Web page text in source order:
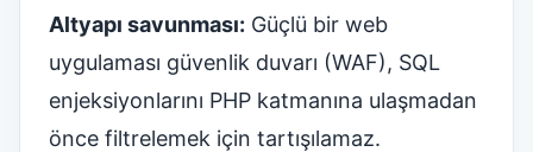
Altyapı savunması: Güçlü bir web
uygulaması güvenlik duvarı (WAF), SQL
enjeksiyonlarını PHP katmanına ulaşmadan
önce filtrelemek için tartışılamaz.